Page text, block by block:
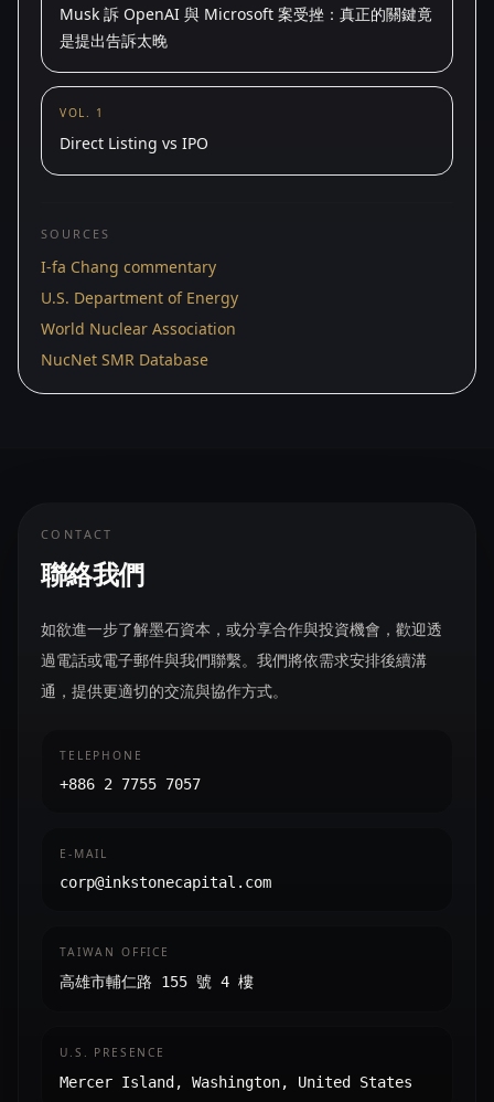
Musk 訴 OpenAI 與 Microsoft 案受挫：真正的關鍵竟
是提出告訴太晚
VOL. 1
Direct Listing vs IPO
SOURCES
I-fa Chang commentary
U.S. Department of Energy
World Nuclear Association
NucNet SMR Database
CONTACT
聯絡我們
如欲進一步了解墨石資本，或分享合作與投資機會，歡迎透
過電話或電子郵件與我們聯繫。我們將依需求安排後續溝
通，提供更適切的交流與協作方式。
TELEPHONE
+886 2 7755 7057
E-MAIL
corp@inkstonecapital.com
TAIWAN OFFICE
高雄市輔仁路 155 號 4 樓
U.S. PRESENCE
Mercer Island, Washington, United States